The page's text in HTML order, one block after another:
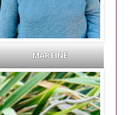
MARTINE